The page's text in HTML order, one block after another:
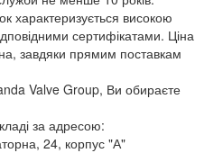
характеризується високою
сертифікатами. Ціна
завдяки прямим поставкам
Valve Group, Ви обираєте
за адресою:
24, корпус "А"